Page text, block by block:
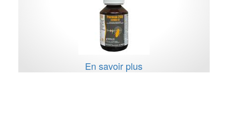
En savoir plus